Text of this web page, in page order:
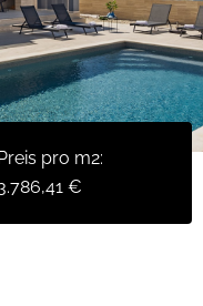
Preis pro m2:
€